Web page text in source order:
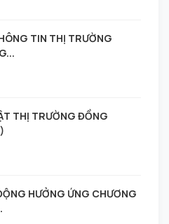
TIN THỊ TRƯỜNG
THỊ TRƯỜNG ĐỒNG
HƯỞNG ỨNG CHƯƠNG